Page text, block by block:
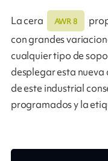
La cera AWR 8
con grandes
cualquier tipo de
desplegar esta nueva
de este industrial
programados y la